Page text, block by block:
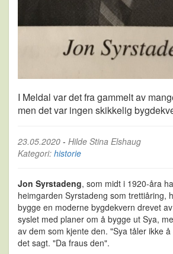
I Meldal var det fra gammelt av
men det var ingen skikkelig
23.05.2020 - Hilde Stina Elshaug
Kategori: historie
Jon Syrstadeng, som midt i 1920-åra
heimgarden Syrstadeng som trettiåring,
bygge en moderne bygdekvern drevet
syslet med planer om å bygge ut Sya,
av dem som kjente den. "Sya tåler ikke
det sagt. "Da fraus den".